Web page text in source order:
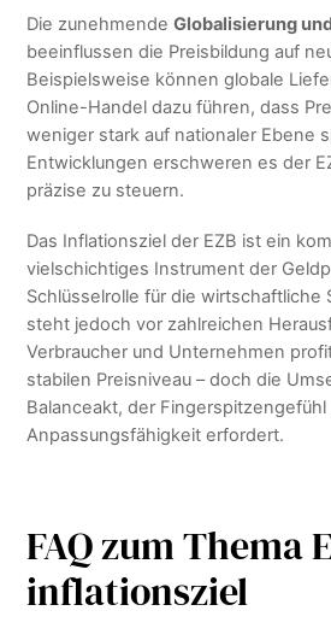
Die zunehmendeGlobalisierung
beeinflussen die Preisbildung auf
Beispielsweise können globale
Online-Handel dazu führen, dass
weniger stark auf nationaler Ebene
Entwicklungen erschweren es der
präzise zu steuern.
Das Inflationsziel der EZB ist ein
vielschichtiges Instrument der
Schlüsselrolle für die wirtschaftliche
steht jedoch vor zahlreichen
Verbraucher und Unternehmen
stabilen Preisniveau – doch die
Balanceakt, der Fingerspitzengefühl
Anpassungsfähigkeit erfordert.
FAQ zum Thema
inflationsziel